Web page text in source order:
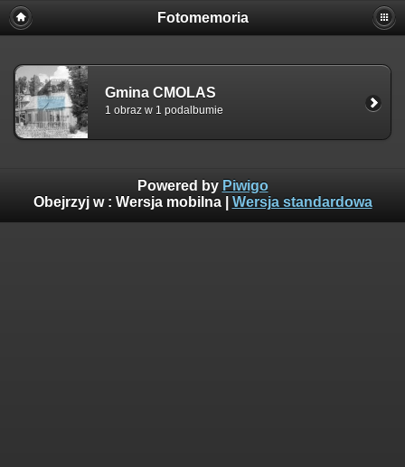
Fotomemoria
Gmina CMOLAS
1 obraz w 1 podalbumie
Powered by Piwigo
Obejrzyj w : Wersja mobilna| Wersja standardowa